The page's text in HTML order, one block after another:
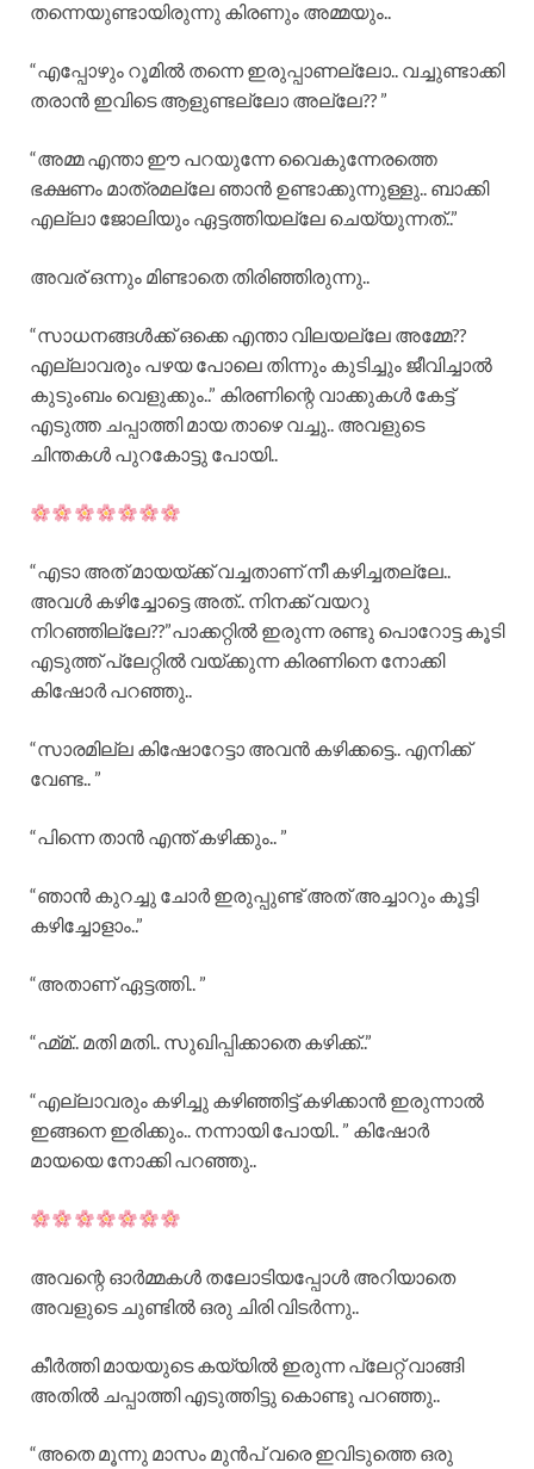
തന്നെയുണ്ടായിരുന്നു കിരണും അമ്മയും..
“എപ്പോഴും റൂമിൽ തന്നെ ഇരുപ്പാണല്ലോ.. വച്ചുണ്ടാക്കി
തരാൻ ഇവിടെ ആളുണ്ടല്ലോ അല്ലേ?? ”
“അമ്മ എന്താ ഈ പറയുന്നേ വൈകുന്നേരത്തെ
ഭക്ഷണം മാത്രമല്ലേ ഞാൻ ഉണ്ടാക്കുന്നുള്ളു.. ബാക്കി
എല്ലാ ജോലിയും ഏട്ടത്തിയല്ലേ ചെയ്യുന്നത്..”
അവര് ഒന്നും മിണ്ടാതെ തിരിഞ്ഞിരുന്നു..
“സാധനങ്ങൾക്ക് ഒക്കെ എന്താ വിലയല്ലേ അമ്മേ??
എല്ലാവരും പഴയ പോലെ തിന്നും കുടിച്ചും ജീവിച്ചാൽ
കുടുംബം വെളുക്കും..” കിരണിന്റെ വാക്കുകൾ കേട്ട്
എടുത്ത ചപ്പാത്തി മായ താഴെ വച്ചു.. അവളുടെ
ചിന്തകൾ പുറകോട്ടു പോയി..
“എടാ അത് മായയ്ക്ക് വച്ചതാണ് നീ കഴിച്ചതല്ലേ..
അവൾ കഴിച്ചോട്ടെ അത്.. നിനക്ക് വയറു
നിറഞ്ഞില്ലേ??”പാക്കറ്റിൽ ഇരുന്ന രണ്ടു പൊറോട്ട കൂടി
എടുത്ത് പ്ലേറ്റിൽ വയ്ക്കുന്ന കിരണിനെ നോക്കി
കിഷോർ പറഞ്ഞു..
“സാരമില്ല കിഷോറേട്ടാ അവൻ കഴിക്കട്ടെ.. എനിക്ക്
വേണ്ട.. ”
“പിന്നെ താൻ എന്ത് കഴിക്കും.. ”
“ഞാൻ കുറച്ചു ചോർ ഇരുപ്പുണ്ട് അത് അച്ചാറും കൂട്ടി
കഴിച്ചോളാം..”
“അതാണ് ഏട്ടത്തി.. ”
“ഹ്മ്മ്.. മതി മതി.. സുഖിപ്പിക്കാതെ കഴിക്ക്..”
“എല്ലാവരും കഴിച്ചു കഴിഞ്ഞിട്ട് കഴിക്കാൻ ഇരുന്നാൽ
ഇങ്ങനെ ഇരിക്കും.. നന്നായി പോയി.. ” കിഷോർ
മായയെ നോക്കി പറഞ്ഞു..
അവന്റെ ഓർമ്മകൾ തലോടിയപ്പോൾ അറിയാതെ
അവളുടെ ചുണ്ടിൽ ഒരു ചിരി വിടർന്നു..
കീർത്തി മായയുടെ കയ്യിൽ ഇരുന്ന പ്ലേറ്റ് വാങ്ങി
അതിൽ ചപ്പാത്തി എടുത്തിട്ടു കൊണ്ടു പറഞ്ഞു..
“അതെ മൂന്നു മാസം മുൻപ് വരെ ഇവിടുത്തെ ഒരു